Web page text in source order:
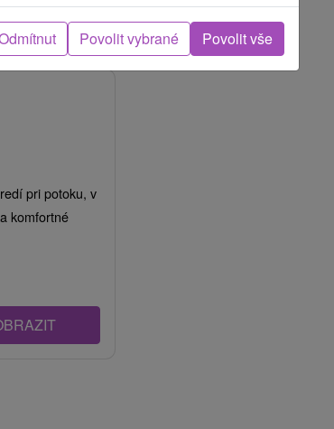
pri potoku, v
komfortné
Povolit vybrané Povolit vše